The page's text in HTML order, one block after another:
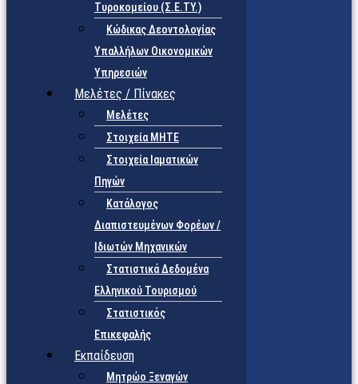
Τυροκομείου (Σ.Ε.TY.)
Κώδικας Δεοντολογίας
Υπαλλήλων Οικονομικών
Υπηρεσιών
Μελέτες / Πίνακες
Μελέτες
Στοιχεία ΜΗΤΕ
Στοιχεία Ιαματικών
Πηγών
Κατάλογος
Διαπιστευμένων Φορέων /
Ιδιωτών Μηχανικών
Στατιστικά Δεδομένα
Ελληνικού Τουρισμού
Στατιστικός
Επικεφαλής
Εκπαίδευση
Μητρώο Ξεναγών